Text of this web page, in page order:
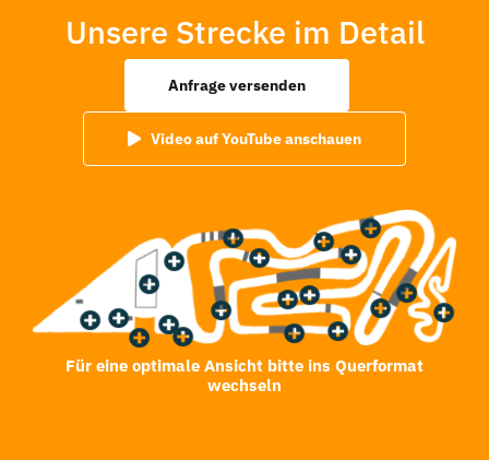
Unsere Strecke im Detail
Anfrage versenden
Video auf YouTube anschauen
Für eine optimale Ansicht bitte ins Querformat
wechseln